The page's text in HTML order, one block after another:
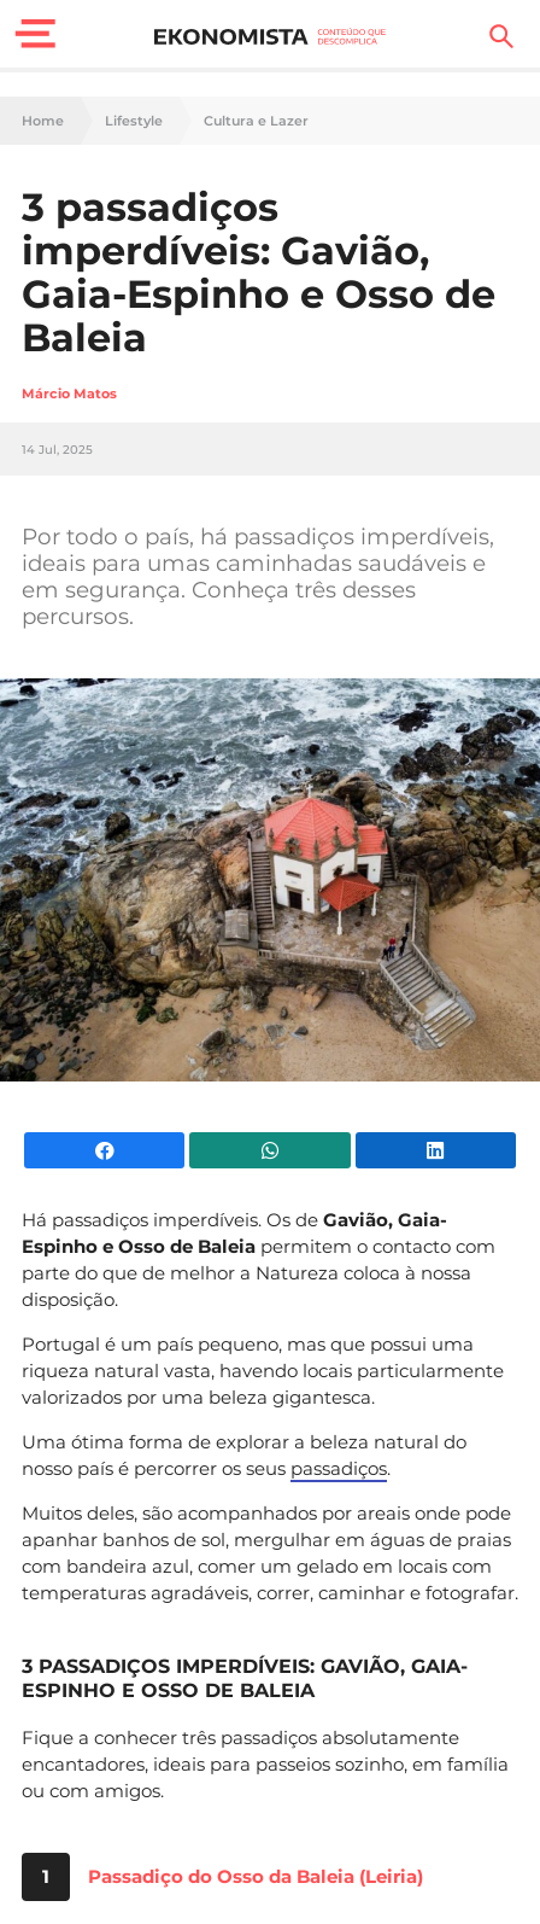
Finanças Pessoais
Carreira
Casa
Lifestyle
Sociedade
Tecnologia
Negócios
Mundial 2026
Home Lifestyle Cultura e Lazer
3 passadiços
imperdíveis: Gavião,
Gaia-Espinho e Osso de
Baleia
Márcio Matos
14 Jul, 2025
Por todo o país, há passadiços imperdíveis,
ideais para umas caminhadas saudáveis e
em segurança. Conheça três desses
percursos.
Facebook WhatsApp
Há passadiços imperdíveis. Os de Gavião, Gaia-
Espinho e Osso de Baleia permitem o contacto com
parte do que de melhor a Natureza coloca à nossa
disposição.
Portugal é um país pequeno, mas que possui uma
riqueza natural vasta, havendo locais particularmente
valorizados por uma beleza gigantesca.
Uma ótima forma de explorar a beleza natural do
nosso país é percorrer os seus passadiços.
Muitos deles, são acompanhados por areais onde pode
apanhar banhos de sol, mergulhar em águas de praias
com bandeira azul, comer um gelado em locais com
temperaturas agradáveis, correr, caminhar e fotografar.
3 PASSADIÇOS IMPERDÍVEIS: GAVIÃO, GAIA-
ESPINHO E OSSO DE BALEIA
Fique a conhecer três passadiços absolutamente
encantadores, ideais para passeios sozinho, em família
ou com amigos.
1 Passadiço do Osso da Baleia (Leiria)